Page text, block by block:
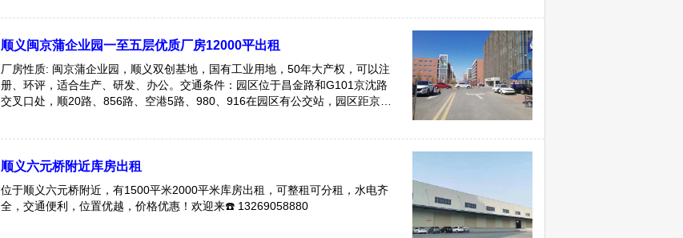
顺义闽京蒲企业园一至五层优质厂房12000平出租
厂房性质: 闽京蒲企业园，顺义双创基地，国有工业用地，50年大产权，可以注
册、环评，适合生产、研发、办公。交通条件：园区位于昌金路和G101京沈路
交叉口处，顺20路、856路、空港5路、980、916在园区有公交站，园区距京承
械设备、消防设备、环保设备、环境工程、精密仪器仪表、电子产品等。
顺义六元桥附近库房出租
位于顺义六元桥附近，有1500平米2000平米库房出租，可整租可分租，水电齐
全，交通便利，位置优越，价格优惠！欢迎来☎️ 13269058880